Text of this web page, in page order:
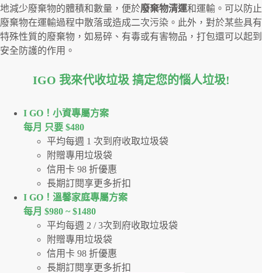
地減少廢棄物的體積和數量，便於廢棄物清運和運輸。可以防止
廢棄物在運輸過程中散落或造成二次污染。此外，對於某些具有
特殊性質的廢棄物，如易碎、有毒或有害物品，打包還可以起到
安全防護的作用。
IGO 我來代收垃圾 搞定您的惱人垃圾!
I GO！⼩資專屬⽅案
每月 只要 $480
平均每週 1 次到府收取垃圾袋
附贈專用垃圾袋
信用卡 98 折優惠
長期訂閱享更多折扣
I GO！溫馨家庭專屬方案
每月 $980 ~ $1480
平均每週 2 / 3次到府收取垃圾袋
附贈專用垃圾袋
信用卡 98 折優惠
長期訂閱享更多折扣